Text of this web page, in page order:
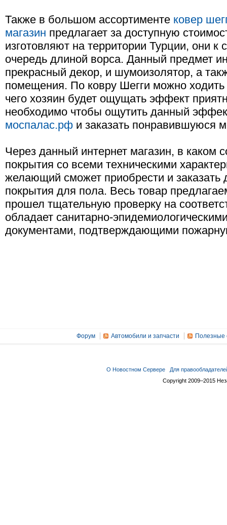
Также в большом ассортименте ковер
магазин предлагает за доступную
изготовляют на территории Турции, они
очередь длиной ворса. Данный предмет
прекрасный декор, и шумоизолятор, а
помещения. По ковру Шегги можно ходить
чего хозяин будет ощущать эффект
необходимо чтобы ощутить данный
моспалас.рф и заказать понравившуюся
Через данный интернет магазин, в каком
покрытия со всеми техническими
желающий сможет приобрести и заказать
покрытия для пола. Весь товар
прошел тщательную проверку на
обладает санитарно-
документами, подтверждающими
Форум Автомобили и запчасти Полезные
О Новостном Сервере
Для
Copyright 2009–2015